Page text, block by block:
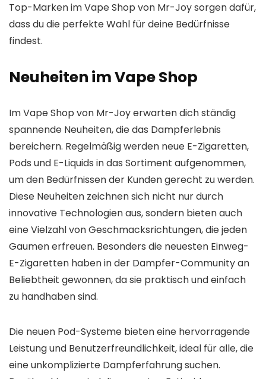
Top-Marken im Vape Shop von Mr-Joy sorgen dafür,
dass du die perfekte Wahl für deine Bedürfnisse
findest.
Neuheiten im Vape Shop
Im Vape Shop von Mr-Joy erwarten dich ständig
spannende Neuheiten, die das Dampferlebnis
bereichern. Regelmäßig werden neue E-Zigaretten,
Pods und E-Liquids in das Sortiment aufgenommen,
um den Bedürfnissen der Kunden gerecht zu werden.
Diese Neuheiten zeichnen sich nicht nur durch
innovative Technologien aus, sondern bieten auch
eine Vielzahl von Geschmacksrichtungen, die jeden
Gaumen erfreuen. Besonders die neuesten Einweg-
E-Zigaretten haben in der Dampfer-Community an
Beliebtheit gewonnen, da sie praktisch und einfach
zu handhaben sind.
Die neuen Pod-Systeme bieten eine hervorragende
Leistung und Benutzerfreundlichkeit, ideal für alle, die
eine unkomplizierte Dampferfahrung suchen.